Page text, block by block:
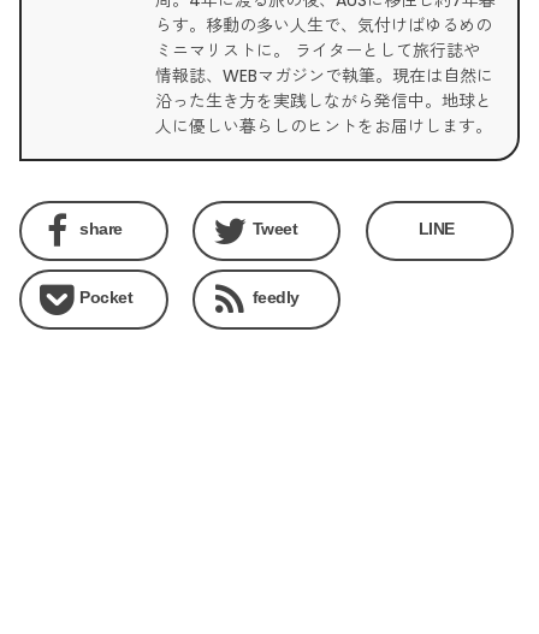
らす。移動の多い人生で、気付けばゆるめの
ミニマリストに。 ライターとして旅行誌や
情報誌、WEBマガジンで執筆。現在は自然に
沿った生き方を実践しながら発信中。地球と
人に優しい暮らしのヒントをお届けします。
share Tweet LINE
Pocket feedly